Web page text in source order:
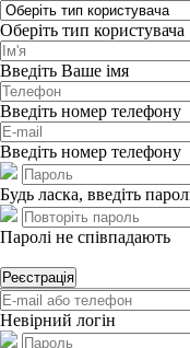
Оберіть тип користувача
Введіть Ваше імя
Введіть номер телефону
Введіть номер телефону
Будь ласка, введіть
Паролі не співпадають
Реєстрація
Невірний логін